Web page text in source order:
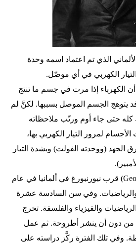
الذي تم اعتماد اسمه وحدة
الكهربي في أي موصّل.
أن الكهرباء إذا مرت في جسم ما تنتج
يتوهج الجسم الموصل بسببها. لكنَّ لم
كله حتى جاء أوم ورتّب ملاحظاته
لمرور التيار الكهربي بها،
الجهد (ووحدته الفولت) وبشدة التيار
ولد غيورغ أوم ( Georg Ohm) قرب نيورنبورغ في ألمانيا في عام
والرياضيات. وفي سن السادسة عشرة
والفيزياء والفلسفة. تخرج
من دون أن ينشر أطروحة. ثم عمل
وفي تلك الفترة ركَّز دراسته على